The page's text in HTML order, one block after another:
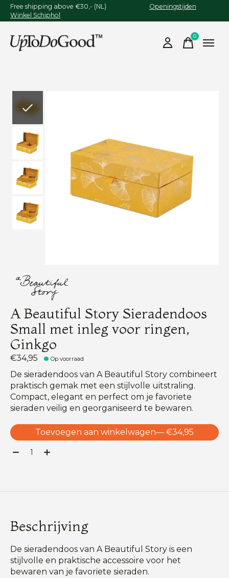
Free shipping above €30,- (NL) Openingstijden
Winkel Schiphol
0items
A Beautiful Story Sieradendoos
Small met inleg voor ringen,
Ginkgo
€34,95 Op voorraad
De sieradendoos van A Beautiful Story combineert
praktisch gemak met een stijlvolle uitstraling.
Compact, elegant en perfect om je favoriete
sieraden veilig en georganiseerd te bewaren.
Toevoegen aan winkelwagen
— €34,95
Aantal:
Beschrijving
De sieradendoos van A Beautiful Story is een
stijlvolle en praktische accessoire voor het
bewaren van je favoriete sieraden.